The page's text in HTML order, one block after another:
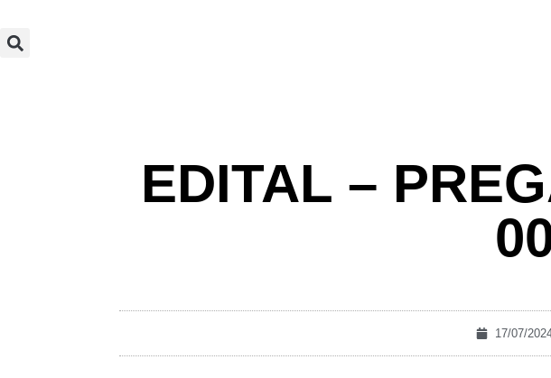
EDITAL –
17/07/